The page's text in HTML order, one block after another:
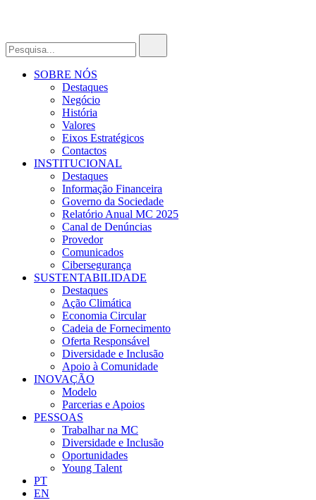
SOBRE NÓS
Destaques
Negócio
História
Valores
Eixos Estratégicos
Contactos
INSTITUCIONAL
Destaques
Informação Financeira
Governo da Sociedade
Relatório Anual MC 2025
Canal de Denúncias
Provedor
Comunicados
Cibersegurança
SUSTENTABILIDADE
Destaques
Ação Climática
Economia Circular
Cadeia de Fornecimento
Oferta Responsável
Diversidade e Inclusão
Apoio à Comunidade
INOVAÇÃO
Modelo
Parcerias e Apoios
PESSOAS
Trabalhar na MC
Diversidade e Inclusão
Oportunidades
Young Talent
PT
EN